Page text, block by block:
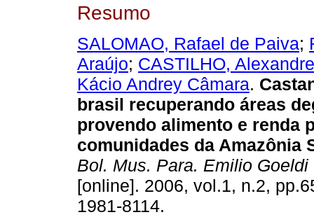
Resumo
SALOMAO, Rafael de Paiva;
Araújo; CASTILHO, Alexandre
Kácio Andrey Câmara.
brasil recuperando áreas
provendo alimento e renda
comunidades da Amazônia
Bol. Mus. Para. Emilio Goeldi
[online]. 2006, vol.1, n.2,
1981-8114.